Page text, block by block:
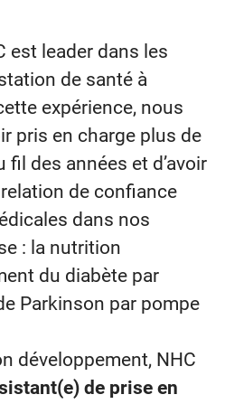
est leader dans les
de santé à
expérience, nous
pris en charge plus de
des années et d’avoir
de confiance
dans nos
: la nutrition
du diabète par
Parkinson par pompe
développement, NHC
de prise en